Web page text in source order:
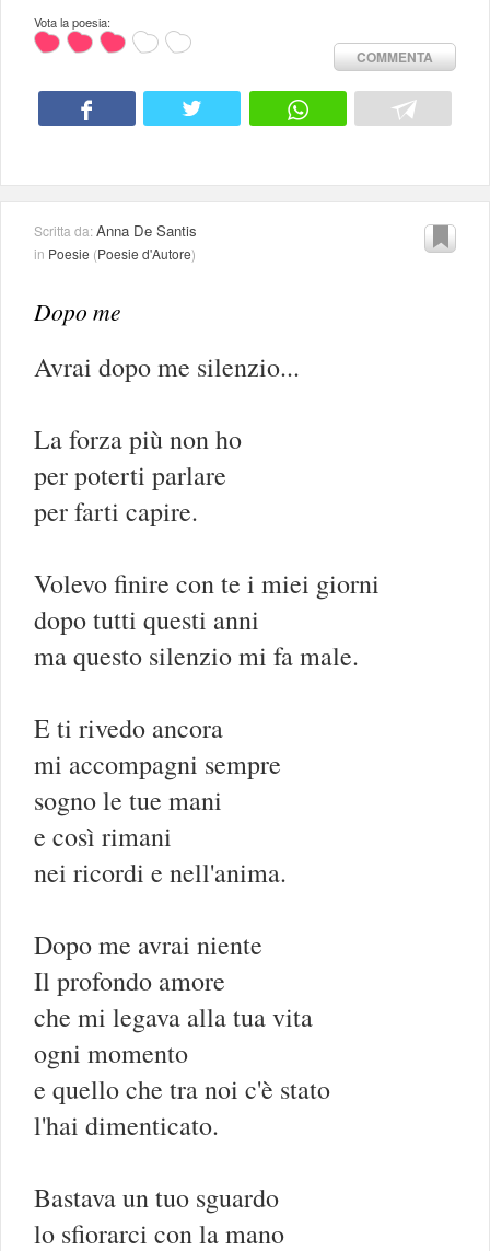
Vota la poesia:
COMMENTA
Scritta da:Anna De Santis
in Poesie (Poesie d'Autore)
Dopo me
Avrai dopo me silenzio...
La forza più non ho
per poterti parlare
per farti capire.
Volevo finire con te i miei giorni
dopo tutti questi anni
ma questo silenzio mi fa male.
E ti rivedo ancora
mi accompagni sempre
sogno le tue mani
e così rimani
nei ricordi e nell'anima.
Dopo me avrai niente
Il profondo amore
che mi legava alla tua vita
ogni momento
e quello che tra noi c'è stato
l'hai dimenticato.
Bastava un tuo sguardo
lo sfiorarci con la mano